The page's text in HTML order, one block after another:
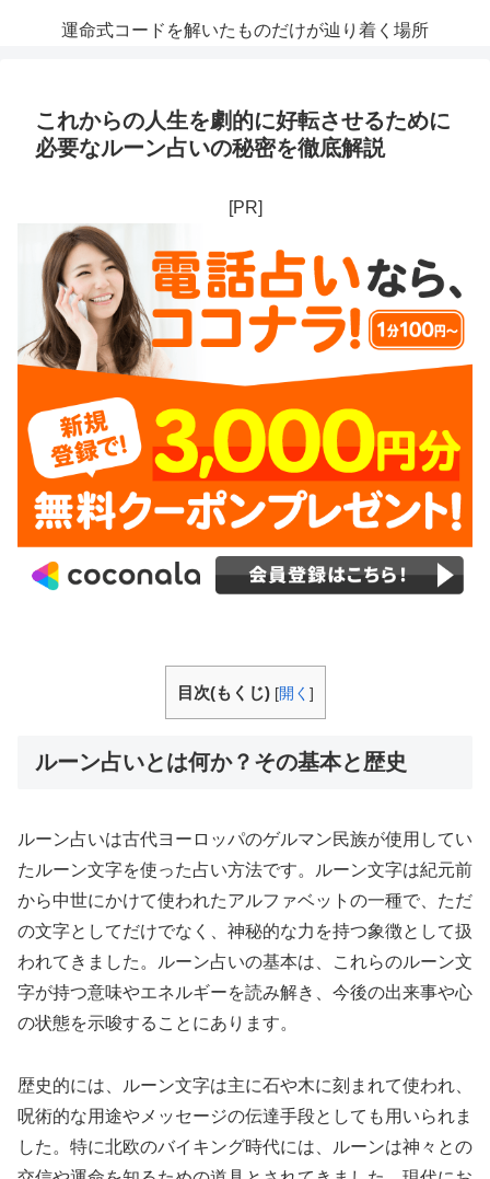
運命式コードを解いたものだけが辿り着く場所
これからの人生を劇的に好転させるために
必要なルーン占いの秘密を徹底解説
[PR]
目次(もくじ) [開く ]
ルーン占いとは何か？その基本と歴史
ルーン占いは古代ヨーロッパのゲルマン民族が使用してい
たルーン文字を使った占い方法です。ルーン文字は紀元前
から中世にかけて使われたアルファベットの一種で、ただ
の文字としてだけでなく、神秘的な力を持つ象徴として扱
われてきました。ルーン占いの基本は、これらのルーン文
字が持つ意味やエネルギーを読み解き、今後の出来事や心
の状態を示唆することにあります。
歴史的には、ルーン文字は主に石や木に刻まれて使われ、
呪術的な用途やメッセージの伝達手段としても用いられま
した。特に北欧のバイキング時代には、ルーンは神々との